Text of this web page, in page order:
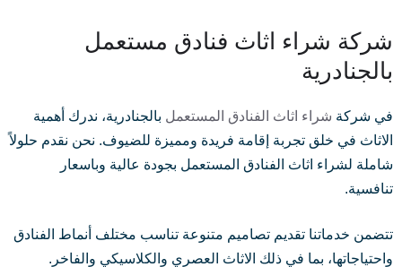
شركة شراء اثاث فنادق مستعمل
بالجنادرية
في شركة شراء اثاث الفنادق المستعمل بالجنادرية، ندرك أهمية
الاثاث في خلق تجربة إقامة فريدة ومميزة للضيوف. نحن نقدم حلولاً
شاملة لشراء اثاث الفنادق المستعمل بجودة عالية وباسعار
تنافسية.
تتضمن خدماتنا تقديم تصاميم متنوعة تناسب مختلف أنماط الفنادق
واحتياجاتها، بما في ذلك الاثاث العصري والكلاسيكي والفاخر.